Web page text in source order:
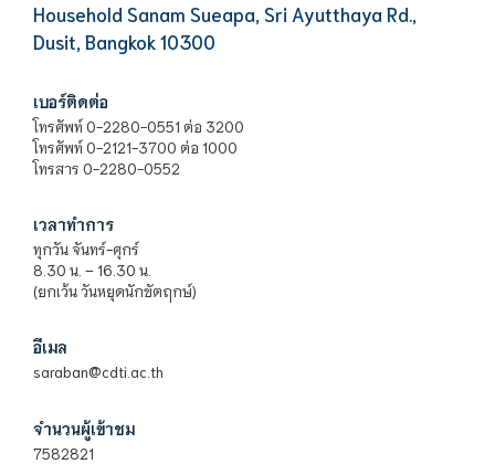
Household Sanam Sueapa, Sri Ayutthaya Rd.,
Dusit, Bangkok 10300
เบอร์ติดต่อ
โทรศัพท์ 0-2280-0551 ต่อ 3200
โทรศัพท์ 0-2121-3700 ต่อ 1000
โทรสาร 0-2280-0552
เวลาทำการ
ทุกวัน จันทร์-ศุกร์
8.30 น. – 16.30 น.
(ยกเว้น วันหยุดนักขัตฤกษ์)
อีเมล
saraban@cdti.ac.th
จำนวนผู้เข้าชม
7582821